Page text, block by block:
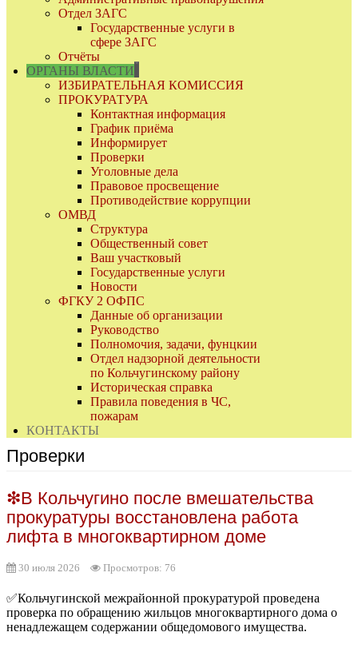
Отдел ЗАГС
Государственные услуги в
сфере ЗАГС
Отчёты
ОРГАНЫ ВЛАСТИ
ИЗБИРАТЕЛЬНАЯ КОМИССИЯ
ПРОКУРАТУРА
Контактная информация
График приёма
Информирует
Проверки
Уголовные дела
Правовое просвещение
Противодействие коррупции
ОМВД
Структура
Общественный совет
Ваш участковый
Государственные услуги
Новости
ФГКУ 2 ОФПС
Данные об организации
Руководство
Полномочия, задачи, фунцкии
Отдел надзорной деятельности
по Кольчугинскому району
Историческая справка
Правила поведения в ЧС,
пожарам
КОНТАКТЫ
Проверки
❇В Кольчугино после вмешательства
прокуратуры восстановлена работа
лифта в многоквартирном доме
30 июля 2026 Просмотров: 76
✅Кольчугинской межрайонной прокуратурой проведена
проверка по обращению жильцов многоквартирного дома о
ненадлежащем содержании общедомового имущества.